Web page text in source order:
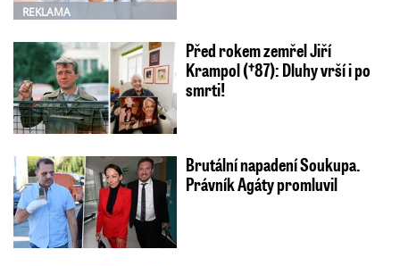
REKLAMA
Před rokem zemřel Jiří
Krampol (†87): Dluhy vrší i po
smrti!
Brutální napadení Soukupa.
Právník Agáty promluvil